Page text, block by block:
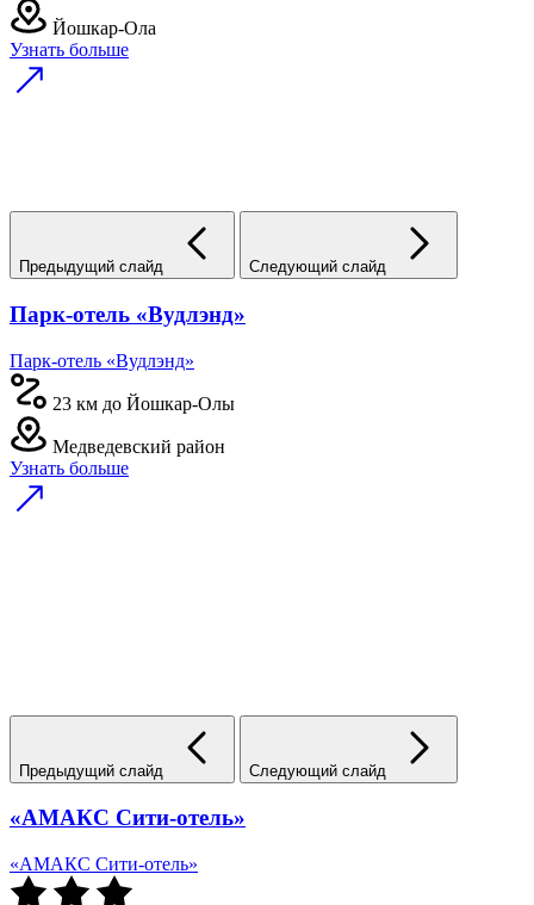
Йошкар-Ола
Узнать больше
Предыдущий слайд Следующий слайд
Парк-отель «Вудлэнд»
Парк-отель «Вудлэнд»
23 км до Йошкар-Олы
Медведевский район
Узнать больше
Предыдущий слайд Следующий слайд
«АМАКС Сити-отель»
«АМАКС Сити-отель»